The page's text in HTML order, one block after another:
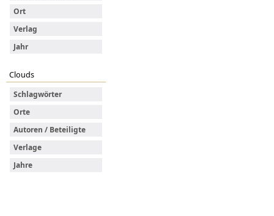
Ort
Verlag
Jahr
Clouds
Schlagwörter
Orte
Autoren / Beteiligte
Verlage
Jahre